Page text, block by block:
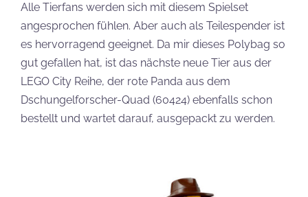
Alle Tierfans werden sich mit diesem Spielset
angesprochen fühlen. Aber auch als Teilespender ist
es hervorragend geeignet. Da mir dieses Polybag so
gut gefallen hat, ist das nächste neue Tier aus der
LEGO City Reihe, der rote Panda aus dem
Dschungelforscher-Quad (60424) ebenfalls schon
bestellt und wartet darauf, ausgepackt zu werden.